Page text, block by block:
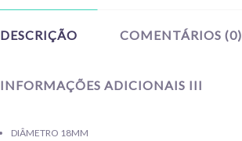
DESCRIÇÃO COMENTÁRIOS (0)
INFORMAÇÕES ADICIONAIS III
DIÂMETRO 18MM